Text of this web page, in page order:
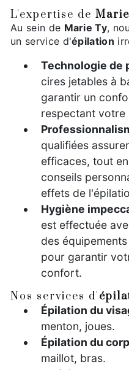
L'expertise de
Au sein de Marie Ty,
un service d'épilation
Technologie de
cires jetables à
garantir un
respectant votre
qualifiées
efficaces, tout
conseils
effets de
Hygiène
est effectuée
des
pour garantir
confort.
Nos services d'
Épilation du
menton, joues.
Épilation du
maillot, bras.